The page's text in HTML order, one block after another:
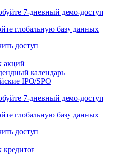
7-дневный демо-доступ
глобальную базу данных
доступ
акций
календарь
IPO/SPO
7-дневный демо-доступ
глобальную базу данных
доступ
кредитов